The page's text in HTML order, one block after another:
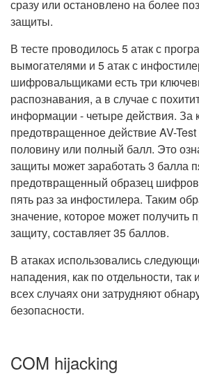
сразу или остановлено на более
защиты.
В тесте проводилось 5 атак с
вымогателями и 5 атак с
шифровальщиками есть три
распознавания, а в случае с
информации - четыре действия. За
предотвращенное действие AV-Test
половину или полный балл. Это
защиты может заработать 3 балла
предотвращенный образец
пять раз за инфостилера. Таким
значение, которое может получить
защиту, составляет 35 баллов.
В атаках использовались
нападения, как по отдельности,
всех случаях они затрудняют
безопасности.
COM hijacking